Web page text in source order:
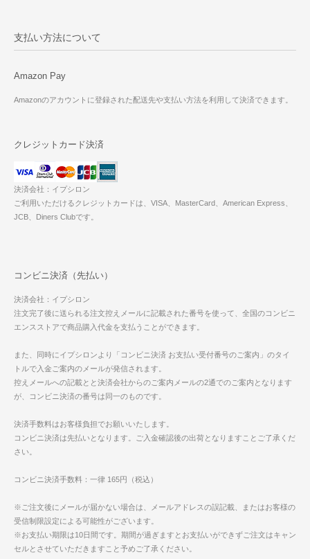
支払い方法について
Amazon Pay
Amazonのアカウントに登録された配送先や支払い方法を利用して決済できます。
クレジットカード決済
決済会社：イプシロン
ご利用いただけるクレジットカードは、VISA、MasterCard、American Express、
JCB、Diners Clubです。
コンビニ決済（先払い）
決済会社：イプシロン
注文完了後に送られる注文控えメールに記載された番号を使って、全国のコンビニ
エンスストアで商品購入代金を支払うことができます。
また、同時にイプシロンより「コンビニ決済 お支払い受付番号のご案内」のタイ
トルで入金ご案内のメールが発信されます。
控えメールへの記載とと決済会社からのご案内メールの2通でのご案内となります
が、コンビニ決済の番号は同一のものです。
決済手数料はお客様負担でお願いいたします。
コンビニ決済は先払いとなります。ご入金確認後の出荷となりますことご了承くだ
さい。
コンビニ決済手数料：一律 165円（税込）
※ご注文後にメールが届かない場合は、メールアドレスの誤記載、またはお客様の
受信制限設定による可能性がございます。
※お支払い期限は10日間です。期間が過ぎますとお支払いができずご注文はキャン
セルとさせていただきますこと予めご了承ください。